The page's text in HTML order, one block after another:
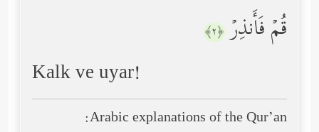
قُمۡ فَأَنذِرۡ ﴿٢﴾
Kalk ve uyar!
Arabic explanations of the Qur’an: